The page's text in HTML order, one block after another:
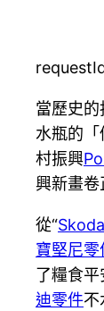
當歷史
水瓶的
村振興
興新畫卷
從“
寶堅尼零
了糧食平
迪零件不